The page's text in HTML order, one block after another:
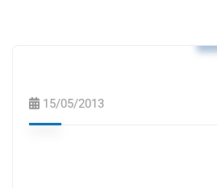
15/05/2013